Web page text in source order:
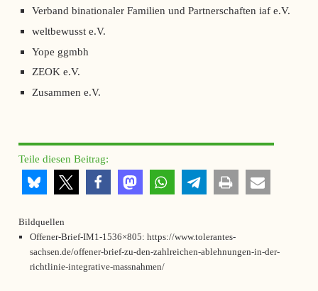
Verband binationaler Familien und Partnerschaften iaf e.V.
weltbewusst e.V.
Yope ggmbh
ZEOK e.V.
Zusammen e.V.
Teile diesen Beitrag:
Bildquellen
Offener-Brief-IM1-1536×805: https://www.tolerantes-
sachsen.de/offener-brief-zu-den-zahlreichen-ablehnungen-in-der-
richtlinie-integrative-massnahmen/